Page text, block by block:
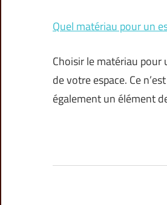
Quel matériau pour un
Choisir le matériau
de votre espace. Ce
également un élément